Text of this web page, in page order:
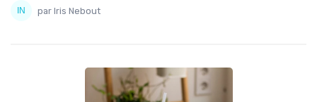
par Iris Nebout